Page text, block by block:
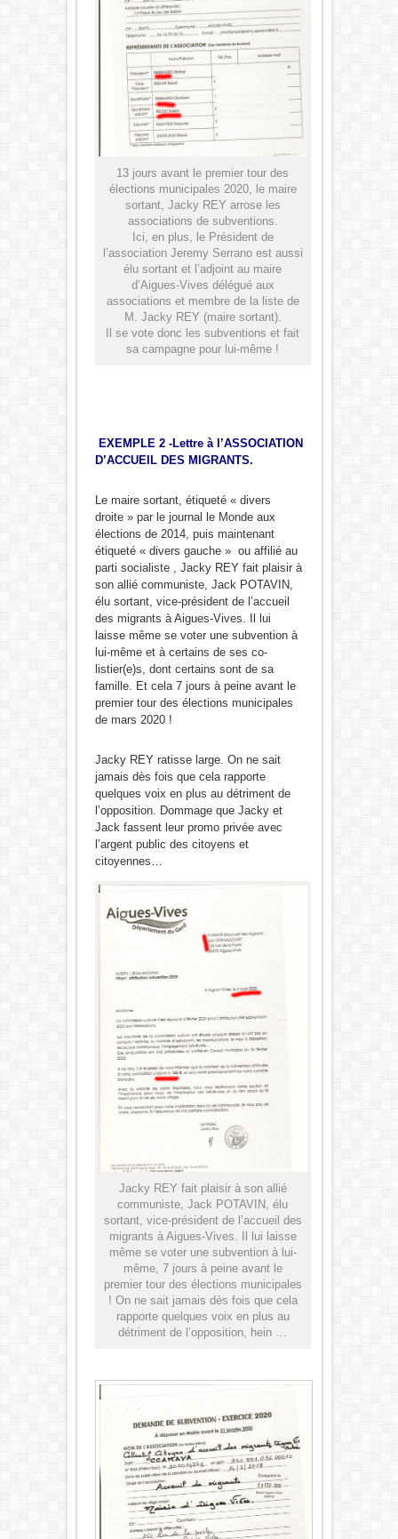
13 jours avant le premier tour des
élections municipales 2020, le maire
sortant, Jacky REY arrose les
associations de subventions.
Ici, en plus, le Président de
l’association Jeremy Serrano est aussi
élu sortant et l’adjoint au maire
d’Aigues-Vives délégué aux
associations et membre de la liste de
M. Jacky REY (maire sortant).
Il se vote donc les subventions et fait
sa campagne pour lui-même !
EXEMPLE 2 -Lettre à l’ASSOCIATION
D’ACCUEIL DES MIGRANTS.
Le maire sortant, étiqueté « divers
droite » par le journal le Monde aux
élections de 2014, puis maintenant
étiqueté « divers gauche » ou affilié au
parti socialiste , Jacky REY fait plaisir à
son allié communiste, Jack POTAVIN,
élu sortant, vice-président de l’accueil
des migrants à Aigues-Vives. Il lui
laisse même se voter une subvention à
lui-même et à certains de ses co-
listier(e)s, dont certains sont de sa
famille. Et cela 7 jours à peine avant le
premier tour des élections municipales
de mars 2020 !
Jacky REY ratisse large. On ne sait
jamais dès fois que cela rapporte
quelques voix en plus au détriment de
l’opposition. Dommage que Jacky et
Jack fassent leur promo privée avec
l’argent public des citoyens et
citoyennes…
Jacky REY fait plaisir à son allié
communiste, Jack POTAVIN, élu
sortant, vice-président de l’accueil des
migrants à Aigues-Vives. Il lui laisse
même se voter une subvention à lui-
même, 7 jours à peine avant le
premier tour des élections municipales
! On ne sait jamais dès fois que cela
rapporte quelques voix en plus au
détriment de l’opposition, hein …